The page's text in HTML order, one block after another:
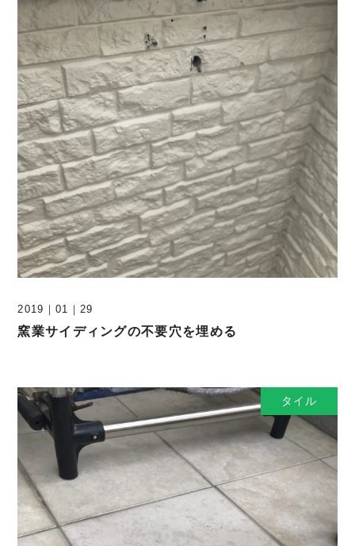
2019 ｜ 01 ｜ 29
窯業サイディングの不要穴を埋める
タイル